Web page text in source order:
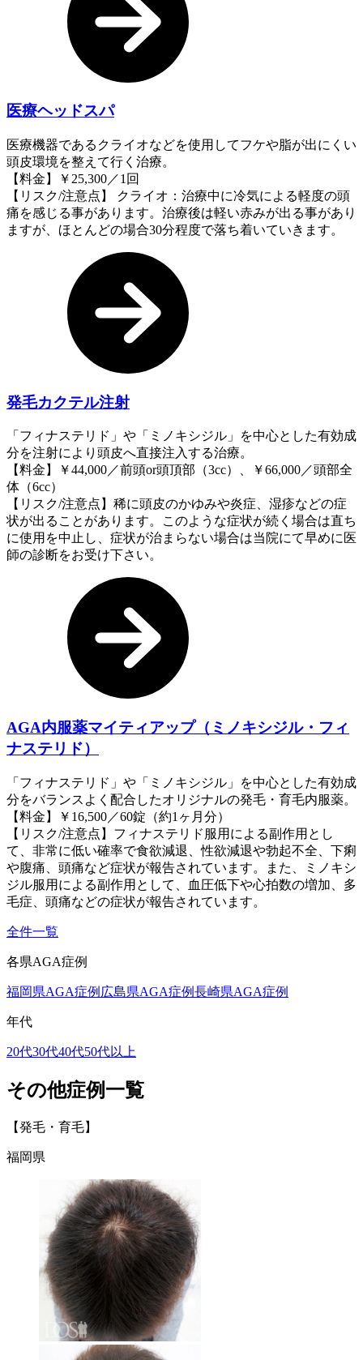
医療ヘッドスパ
医療機器であるクライオなどを使用してフケや脂が出にくい
頭皮環境を整えて行く治療。
【料金】￥25,300／1回
【リスク/注意点】 クライオ：治療中に冷気による軽度の頭
痛を感じる事があります。治療後は軽い赤みが出る事があり
ますが、ほとんどの場合30分程度で落ち着いていきます。
発毛カクテル注射
「フィナステリド」や「ミノキシジル」を中心とした有効成
分を注射により頭皮へ直接注入する治療。
【料金】￥44,000／前頭or頭頂部（3cc）、￥66,000／頭部全
体（6cc）
【リスク/注意点】稀に頭皮のかゆみや炎症、湿疹などの症
状が出ることがあります。このような症状が続く場合は直ち
に使用を中止し、症状が治まらない場合は当院にて早めに医
師の診断をお受け下さい。
AGA内服薬マイティアップ（ミノキシジル・フィ
ナステリド）
「フィナステリド」や「ミノキシジル」を中心とした有効成
分をバランスよく配合したオリジナルの発毛・育毛内服薬。
【料金】￥16,500／60錠（約1ヶ月分）
【リスク/注意点】フィナステリド服用による副作用とし
て、非常に低い確率で食欲減退、性欲減退や勃起不全、下痢
や腹痛、頭痛など症状が報告されています。また、ミノキシ
ジル服用による副作用として、血圧低下や心拍数の増加、多
毛症、頭痛などの症状が報告されています。
全件一覧
各県AGA症例
福岡県AGA症例 広島県AGA症例長崎県AGA症例
年代
20代30代40代50代以上
その他症例一覧
【発毛・育毛】
福岡県